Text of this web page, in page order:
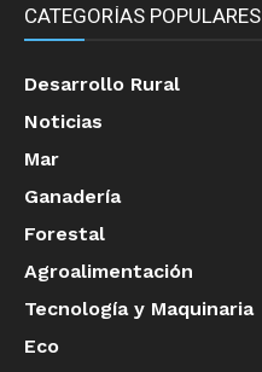
CATEGORÍAS POPULARES
Desarrollo Rural
Noticias
Mar
Ganadería
Forestal
Agroalimentación
Tecnología y Maquinaria
Eco